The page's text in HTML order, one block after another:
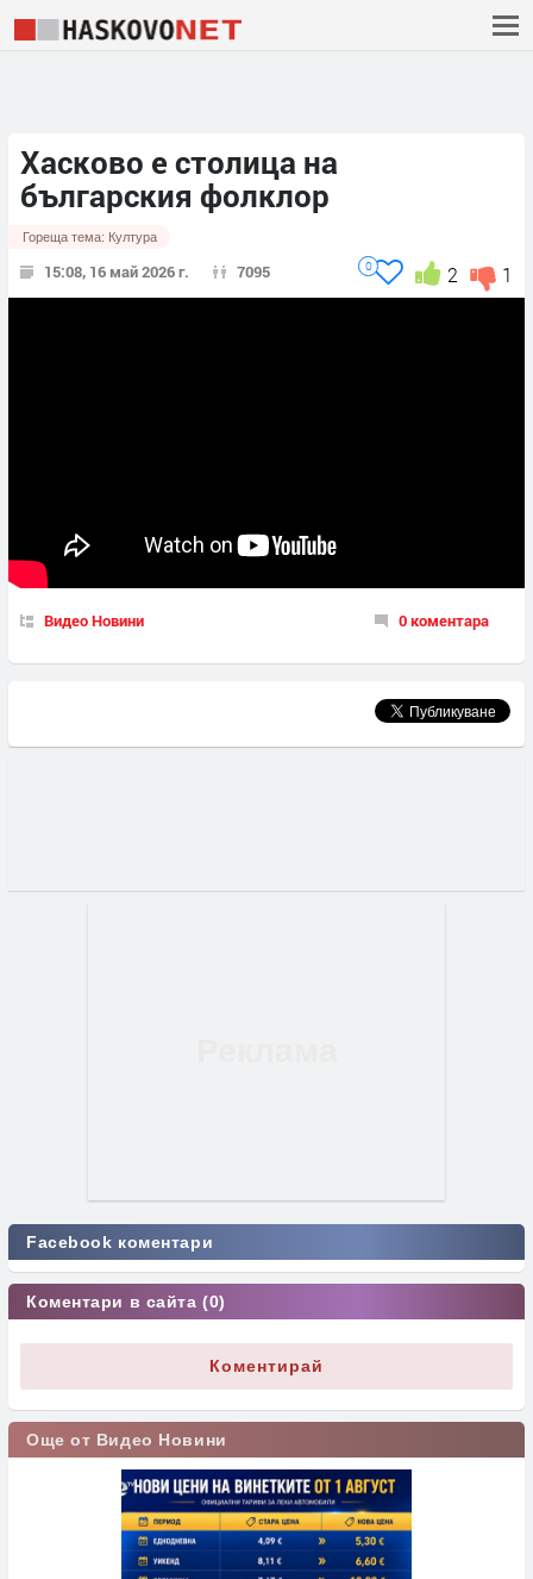
Хасково е столица на
българския фолклор
Гореща тема: Култура
15:08, 16 май 2026 г. 7095 1
2
0
Видео Новини 0 коментара
Facebook коментари
Коментари в сайта (0)
Коментирай
Още от Видео Новини